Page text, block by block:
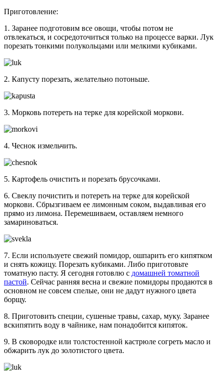
Приготовление:
1. Заранее подготовим все овощи, чтобы потом не
отвлекаться, и сосредоточиться только на процессе варки. Лук
порезать тонкими полукольцами или мелкими кубиками.
2. Капусту порезать, желательно потоньше.
3. Морковь потереть на терке для корейской моркови.
4. Чеснок измельчить.
5. Картофель очистить и порезать брусочками.
6. Свеклу почистить и потереть на терке для корейской
моркови. Сбрызгиваем ее лимонным соком, выдавливая его
прямо из лимона. Перемешиваем, оставляем немного
замариноваться.
7. Если используете свежий помидор, ошпарить его кипятком
и снять кожицу. Порезать кубиками. Либо приготовьте
томатную пасту. Я сегодня готовлю с домашней томатной
пастой. Сейчас ранняя весна и свежие помидоры продаются в
основном не совсем спелые, они не дадут нужного цвета
борщу.
8. Приготовить специи, сушеные травы, сахар, муку. Заранее
вскипятить воду в чайнике, нам понадобится кипяток.
9. В сковородке или толстостенной кастрюле согреть масло и
обжарить лук до золотистого цвета.